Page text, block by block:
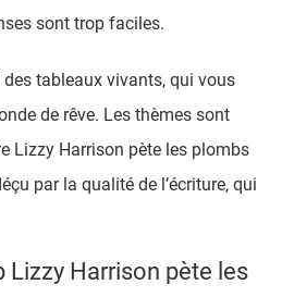
sont trop faciles.
tableaux vivants, qui vous
de rêve. Les thèmes sont
Lizzy Harrison pète les plombs
par la qualité de l’écriture, qui
Lizzy Harrison pète les